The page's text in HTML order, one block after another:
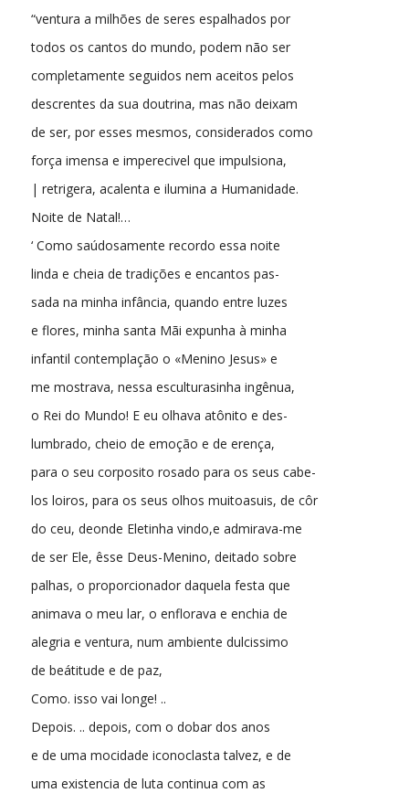
“ventura a milhões de seres espalhados por
todos os cantos do mundo, podem não ser
completamente seguidos nem aceitos pelos
descrentes da sua doutrina, mas não deixam
de ser, por esses mesmos, considerados como
força imensa e imperecivel que impulsiona,
| retrigera, acalenta e ilumina a Humanidade.
Noite de Natal!…
‘ Como saúdosamente recordo essa noite
linda e cheia de tradições e encantos pas-
sada na minha infância, quando entre luzes
e flores, minha santa Mãi expunha à minha
infantil contemplação o «Menino Jesus» e
me mostrava, nessa esculturasinha ingênua,
o Rei do Mundo! E eu olhava atônito e des-
lumbrado, cheio de emoção e de erença,
para o seu corposito rosado para os seus cabe-
los loiros, para os seus olhos muitoasuis, de côr
do ceu, deonde Eletinha vindo,e admirava-me
de ser Ele, êsse Deus-Menino, deitado sobre
palhas, o proporcionador daquela festa que
animava o meu lar, o enflorava e enchia de
alegria e ventura, num ambiente dulcissimo
de beátitude e de paz,
Como. isso vai longe! ..
Depois. .. depois, com o dobar dos anos
e de uma mocidade iconoclasta talvez, e de
uma existencia de luta continua com as